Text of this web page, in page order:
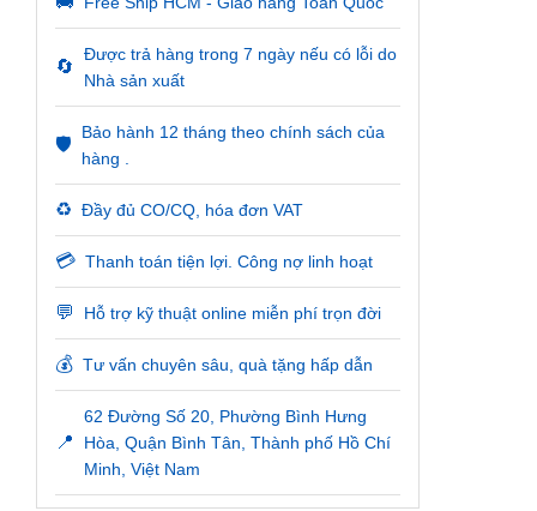
🔄
Được trả hàng trong 7 ngày nếu có lỗi do
Nhà sản xuất
🛡️
Bảo hành 12 tháng theo chính sách của
hàng .
♻️ Đầy đủ CO/CQ, hóa đơn VAT
💳 Thanh toán tiện lợi. Công nợ linh hoạt
💬 Hỗ trợ kỹ thuật online miễn phí trọn đời
💰 Tư vấn chuyên sâu, quà tặng hấp dẫn
📍
62 Đường Số 20, Phường Bình Hưng
Hòa, Quận Bình Tân, Thành phố Hồ Chí
Minh, Việt Nam